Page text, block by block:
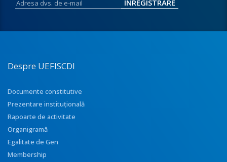
Despre UEFISCDI
Documente constitutive
Prezentare instituţională
Rapoarte de activitate
Organigramă
Egalitate de Gen
Membership